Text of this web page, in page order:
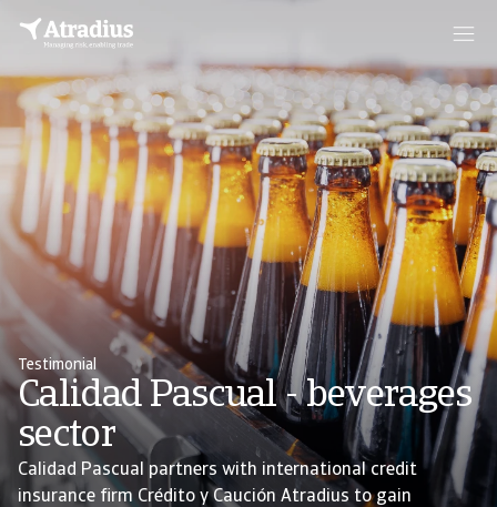
Testimonial
Calidad Pascual - beverages
sector
Calidad Pascual partners with international credit
insurance firm Crédito y Caución Atradius to gain